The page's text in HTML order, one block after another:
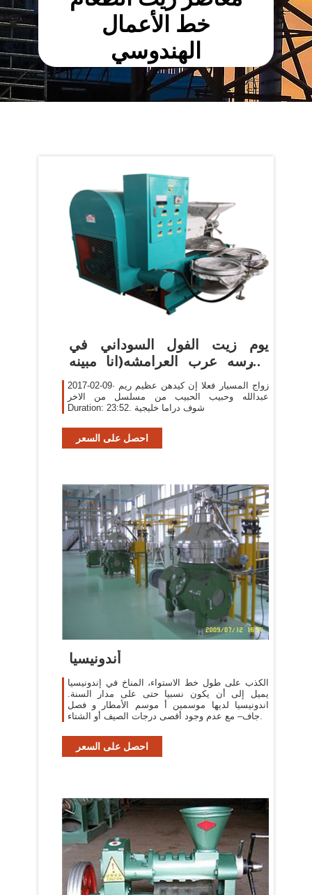
خط الأعمال
الهندوسي
‫يوم زيت الفول السوداني في
مدرسه عرب العرامشه(انا مبينه
بالمقطع
2017-02-09· زواج المسيار فعلا إن كيدهن عظيم ريم
عبدالله وحبيب الحبيب من مسلسل من الاخر
Duration: 23:52. شوف دراما خليجية
احصل على السعر
أندونيسيا
الكذب على طول خط الاستواء، المناخ في إندونيسيا
يميل إلى أن يكون نسبيا حتى على مدار السنة.
اندونيسيا لديها موسمين أ موسم الأمطار و فصل
جاف– مع عدم وجود أقصى درجات الصيف أو الشتاء.
احصل على السعر